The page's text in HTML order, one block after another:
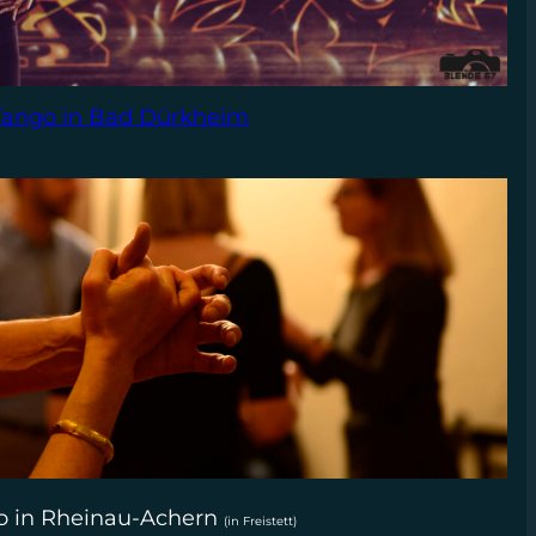
in Bad Dürkheim
in Rheinau-Achern (in Freistett)